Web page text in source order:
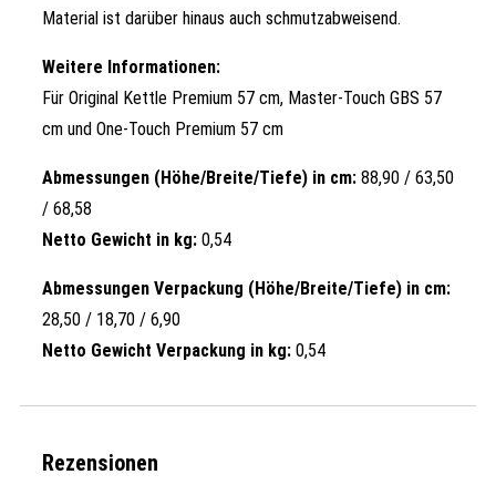
Material ist darüber hinaus auch schmutzabweisend.
Weitere Informationen:
Für Original Kettle Premium 57 cm, Master-Touch GBS 57
cm und One-Touch Premium 57 cm
Abmessungen (Höhe/Breite/Tiefe) in cm: 88,90 / 63,50
/ 68,58
Netto Gewicht in kg: 0,54
Abmessungen Verpackung (Höhe/Breite/Tiefe) in cm:
28,50 / 18,70 / 6,90
Netto Gewicht Verpackung in kg: 0,54
Rezensionen